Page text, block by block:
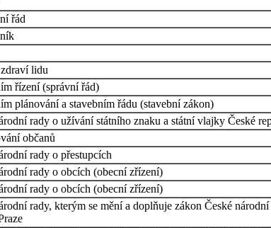
řád
lidu
řízení (správní řád)
plánování a stavebním řádu (stavební zákon)
rady o užívání státního znaku a státní vlajky České
občanů
rady o přestupcích
rady o obcích (obecní zřízení)
rady o obcích (obecní zřízení)
rady, kterým se mění a doplňuje zákon České